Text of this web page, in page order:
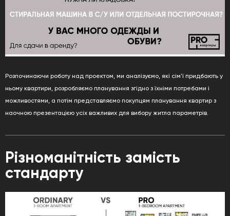
Розпочинаючи роботу над проектом, ми аналізуємо, які сім'ї придбають у
ньому квартири, розробляємо планування згідно з їхніми потребами і
можливостями, а потім представляємо покупцям планування квартир з
наочною презентацією усіх важливих для вибору житла параметрів.
Різноманітність замість
стандарту